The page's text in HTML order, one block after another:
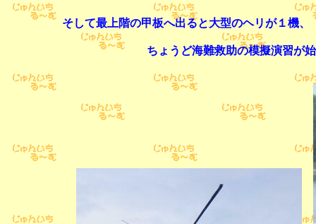
そして最上階の甲板へ出ると大型のヘリが１機
ちょうど海難救助の模擬演習が